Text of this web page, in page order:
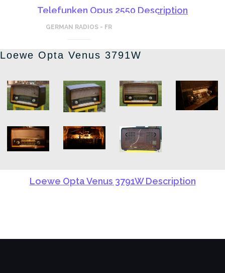
Telefunken Opus 2550 Description
GERMAN RADIOS - FR
Loewe Opta Venus 3791W
Loewe Opta Venus 3791W Description